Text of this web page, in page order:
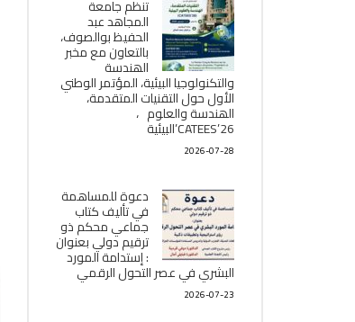
تنظم جامعة
المجاهد عبد
الحفيظ بوالصوف،
بالتعاون مع مخبر
الھندسة
والتكنولوجيا البیئیة، المؤتمر الوطني
الأول حول التقنيات المتقدمة،
الھندسة والعلوم ،
CATEES’26’البیئية
2026-07-28
دعوة للمساهمة
في تأليف كتاب
جماعي محكم ذو
ترقيم دولي بعنوان
: إستدامة المورد
البشري في عصر التحول الرقمي
2026-07-23